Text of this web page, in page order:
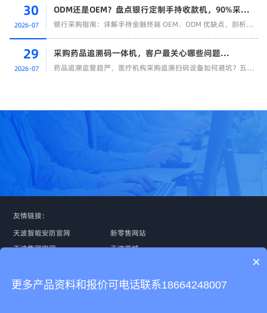
30
2026-07
ODM还是OEM？盘点银行定制手持收款机，90%采...
银行采购指南：详解手持金融终端 OEM、ODM 优缺点，剖析金融终端安全认证与定制难点。
29
2026-07
采购药品追溯码一体机，客户最关心哪些问题...
药品追溯监管趋严，医疗机构采购追溯扫码设备如何避坑？五大选型标准教你挑选稳定、可...
400-0767-538
友情链接：
天波智能安防官网
新零售网站
天波集团官网
天波商城
天波国际
天波公共服务
×
更多产品资料和报价可电话联系18664248007